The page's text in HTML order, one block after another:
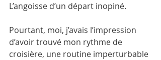
L’angoisse d’un départ inopiné.
Pourtant, moi, j’avais l’impression
d’avoir trouvé mon rythme de
croisière, une routine imperturbable